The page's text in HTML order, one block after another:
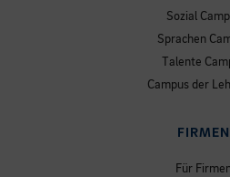
Sozial
Sprachen
Talente
Campus der
FIRMEN
Für